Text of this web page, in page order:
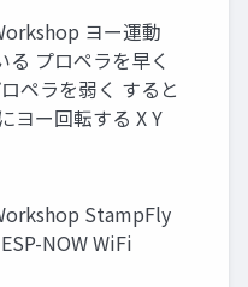
ヨー運動
プロペラを早く
ペラを弱く すると
ヨー回転する X Y
StampFly
NOW WiFi